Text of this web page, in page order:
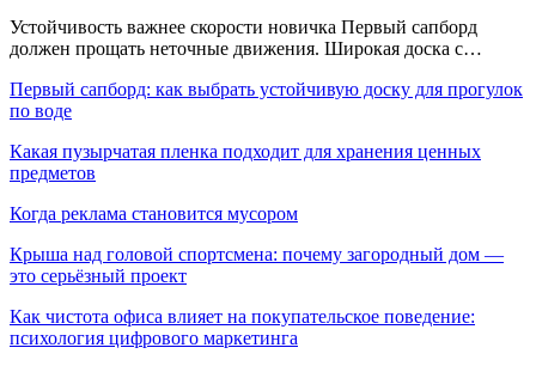
Устойчивость важнее скорости новичка Первый сапборд
должен прощать неточные движения. Широкая доска с…
Первый сапборд: как выбрать устойчивую доску для прогулок
по воде
Какая пузырчатая пленка подходит для хранения ценных
предметов
Когда реклама становится мусором
Крыша над головой спортсмена: почему загородный дом —
это серьёзный проект
Как чистота офиса влияет на покупательское поведение:
психология цифрового маркетинга